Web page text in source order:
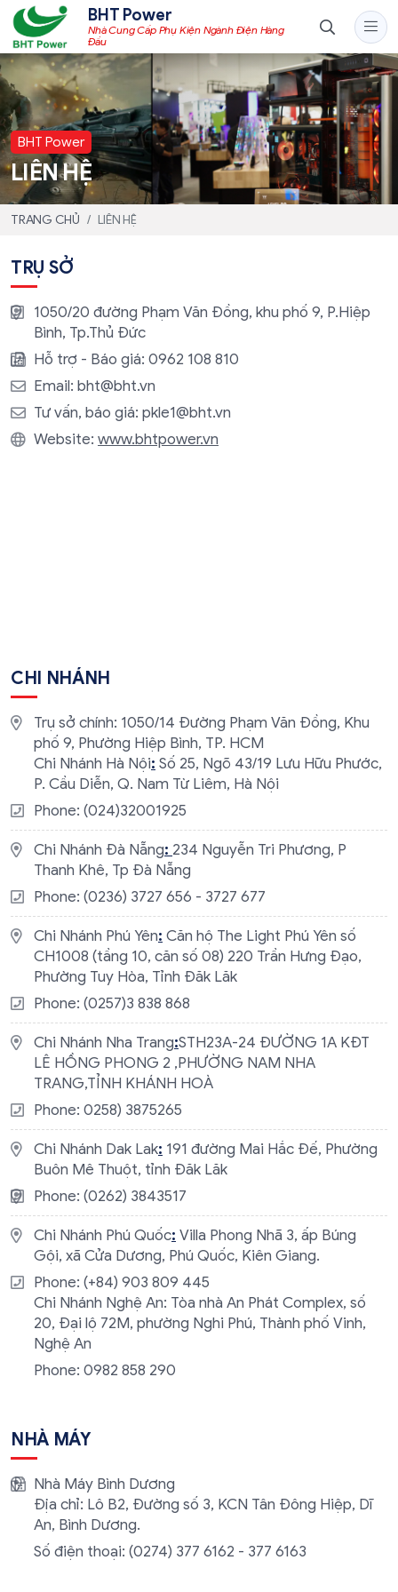
BHT Power
Nhà Cung Cấp Phụ Kiện Ngành Điện Hàng
Đầu
BHT Power
LIÊN HỆ
TRANG CHỦ LIÊN HỆ
TRỤ SỞ
1050/20 đường Phạm Văn Đồng, khu phố 9, P.Hiệp
Bình, Tp.Thủ Đức
Hỗ trợ - Báo giá: 0962 108 810
Email: bht@bht.vn
Tư vấn, báo giá: pkle1@bht.vn
Website: www.bhtpower.vn
CHI NHÁNH
Trụ sở chính: 1050/14 Đường Phạm Văn Đồng, Khu
phố 9, Phường Hiệp Bình, TP. HCM
Chi Nhánh Hà Nội: ​Số 25, Ngõ 43/19 Lưu Hữu Phước,
P. Cầu Diễn, Q. Nam Từ Liêm, Hà Nội
Phone: (024)32001925
Chi Nhánh Đà Nẵng: 234 Nguyễn Tri Phương, P
Thanh Khê, Tp Đà Nẵng
Phone: (0236) 3727 656 - 3727 677
Chi Nhánh Phú Yên: ​Căn hộ The Light Phú Yên số
CH1008 (tầng 10, căn số 08) 220 Trần Hưng Đạo,
Phường Tuy Hòa, Tỉnh Đăk Lăk
Phone: (0257)3 838 868
Chi Nhánh Nha Trang:STH23A-24 ĐƯỜNG 1A KĐT
LÊ HỒNG PHONG 2 ,PHƯỜNG NAM NHA
TRANG,TỈNH KHÁNH HOÀ
Phone: 0258) 3875265
Chi Nhánh Dak Lak: 191 đường Mai Hắc Đế, Phường
Buôn Mê Thuột, tỉnh Đăk Lăk
Phone: (0262) 3843517
Chi Nhánh Phú Quốc: Villa Phong Nhã 3, ấp Búng
Gội, xã Cửa Dương, Phú Quốc, Kiên Giang.
Phone: (+84) 903 809 445
Chi Nhánh Nghệ An: Tòa nhà An Phát Complex, số
20, Đại lộ 72M, phường Nghi Phú, Thành phố Vinh,
Nghệ An
Phone: 0982 858 290
NHÀ MÁY
Nhà Máy Bình Dương
Địa chỉ: Lô B2, Đường số 3, KCN Tân Đông Hiệp, Dĩ
An, Bình Dương.
Số điện thoại: (0274) 377 6162 - 377 6163